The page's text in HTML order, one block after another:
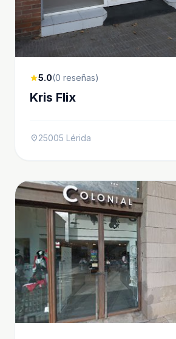
star5.0(0 reseñas)
Kris Flix
location_on25005 Lérida